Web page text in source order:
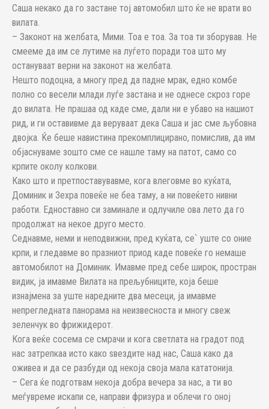
Саша некако да го застане тој автомобил што ќе не врати во
вилата.
– Законот на желбата, Мими. Тоа е тоа. За тоа ти зборував. Не
смееме да им се лутиме на луѓето поради тоа што му
остануваат верни на законот на желбата.
Нешто подоцна, а многу пред да падне мрак, едно комбе
полно со весели млади луѓе застана и не однесе скроз горе
до вилата. Не прашаа од каде сме, дали ни е убаво на нашиот
рид, и ги оставивме да веруваат дека Саша и јас сме љубовна
двојка. Ќе беше навистина прекомплицирано, помислив, да им
објаснуваме зошто сме се нашле таму на патот, само со
крпите околу колкови.
Како што и претпоставувавме, кога влеговме во куќата,
Доминик и Зехра повеќе не беа таму, а ни повеќето нивни
работи. Едноставно си заминале и одлучиле ова лето да го
продолжат на некое друго место.
Седнавме, неми и неподвижни, пред куќата, се` уште со оние
крпи, и гледавме во празниот приод каде повеќе го немаше
автомобилот на Доминик. Имавме пред себе широк, простран
видик, ја имавме Вилата на прељубниците, која беше
изнајмена за уште наредните два месеци, ја имавме
непрегледната панорама на неизвесноста и многу свеж
зеленчук во фрижидерот.
Кога веќе сосема се смрачи и кога светлата на градот под
нас затрепкаа исто како ѕвездите над нас, Саша како да
оживеа и да се разбуди од некоја своја мала кататонија.
– Сега ќе подготвам некоја добра вечера за нас, а ти во
меѓувреме искапи се, направи фризура и облечи го оној